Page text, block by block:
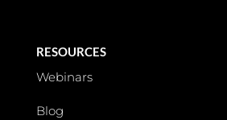
RESOURCES
Webinars
Blog